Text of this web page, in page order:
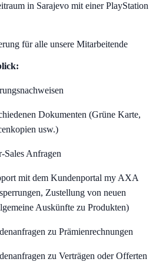
in Sarajevo mit einer PlayStation
für alle unsere Mitarbeitende
Dokumenten (Grüne Karte,
usw.)
Anfragen
mit dem Kundenportal my AXA
Zustellung von neuen
Auskünfte zu Produkten)
zu Prämienrechnungen
zu Verträgen oder Offerten